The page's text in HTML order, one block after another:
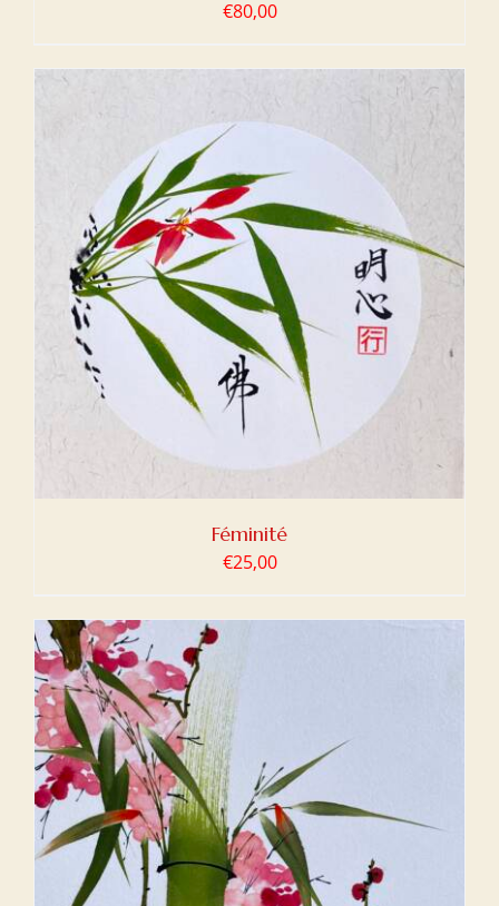
€80,00
Féminité
€25,00